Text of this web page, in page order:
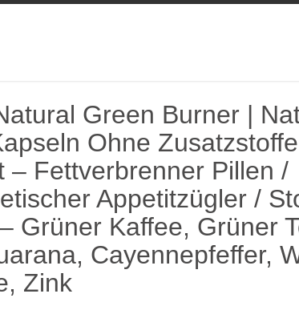
Green Burner |
Ohne
– Fettverbrenner Pillen /
Appetitzügler /
Grüner Kaffee, Grüner
Cayennepfeffer,
Zink